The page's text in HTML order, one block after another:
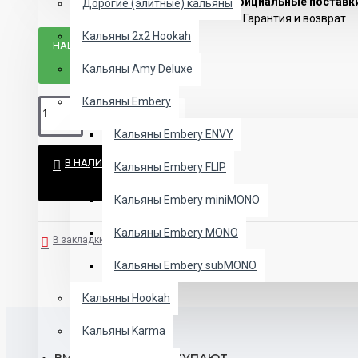
Дорогие (элитные) кальяны
Кальяны 2х2 Hookah
Кальяны Amy Deluxe
Кальяны Embery
Кальяны Embery ENVY
Кальяны Embery FLIP
Кальяны Embery miniMONO
Кальяны Embery MONO
Кальяны Embery subMONO
Кальяны Hookah
Кальяны Karma
Гарантия и возврат
НАШЛИ ДЕШЕВЛЕ?
В НАЛИЧИИ
В закладки В сравнение